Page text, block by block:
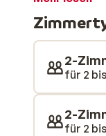
traditionell
und des
Familie/
sich in der
Problem!
2-
für 2
2-
für 2